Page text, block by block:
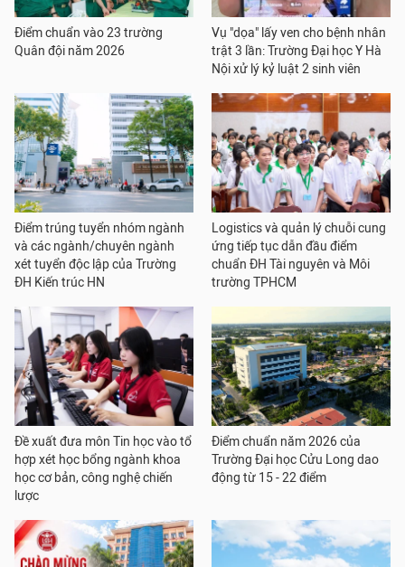
Điểm chuẩn vào 23 trường
Quân đội năm 2026
Vụ "dọa" lấy ven cho bệnh nhân
trật 3 lần: Trường Đại học Y Hà
Nội xử lý kỷ luật 2 sinh viên
Điểm trúng tuyển nhóm ngành
và các ngành/chuyên ngành
xét tuyển độc lập của Trường
ĐH Kiến trúc HN
Logistics và quản lý chuỗi cung
ứng tiếp tục dẫn đầu điểm
chuẩn ĐH Tài nguyên và Môi
trường TPHCM
Đề xuất đưa môn Tin học vào tổ
hợp xét học bổng ngành khoa
học cơ bản, công nghệ chiến
lược
Điểm chuẩn năm 2026 của
Trường Đại học Cửu Long dao
động từ 15 - 22 điểm